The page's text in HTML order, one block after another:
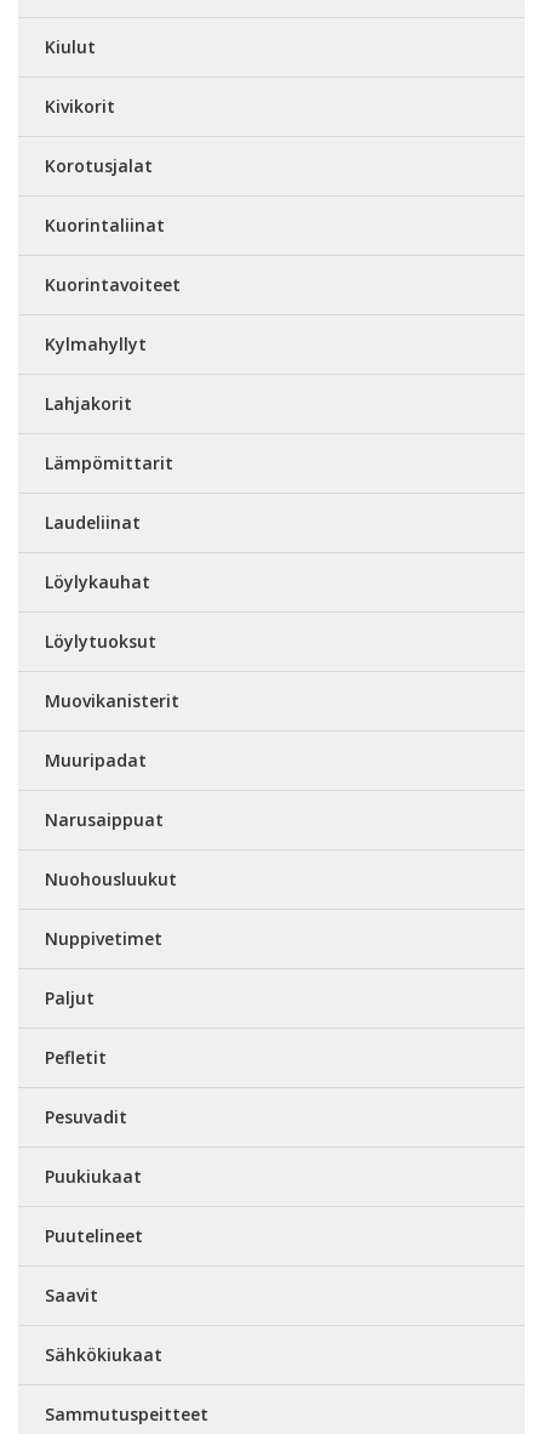
Kiulut
Kivikorit
Korotusjalat
Kuorintaliinat
Kuorintavoiteet
Kylmahyllyt
Lahjakorit
Lämpömittarit
Laudeliinat
Löylykauhat
Löylytuoksut
Muovikanisterit
Muuripadat
Narusaippuat
Nuohousluukut
Nuppivetimet
Paljut
Pefletit
Pesuvadit
Puukiukaat
Puutelineet
Saavit
Sähkökiukaat
Sammutuspeitteet